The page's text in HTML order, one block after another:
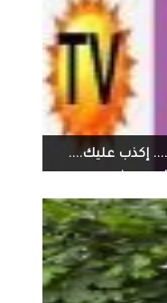
إكذب عليك....